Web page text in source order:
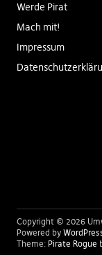
Werde Pirat
Mach mit!
Impressum
Copyright © 2026
Powered by
Theme: Pirate Rogue